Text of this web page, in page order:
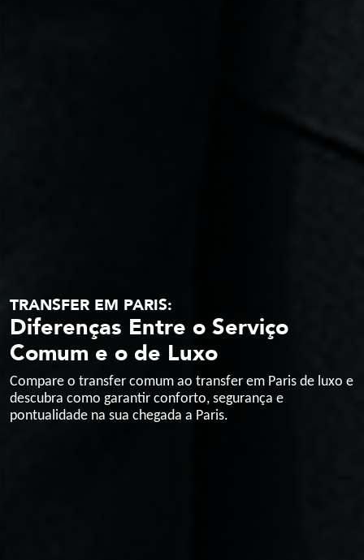
TRANSFER EM PARIS:
Diferenças Entre o Serviço
Comum e o de Luxo
Compare o transfer comum ao transfer em Paris de luxo e
descubra como garantir conforto, segurança e
pontualidade na sua chegada a Paris.